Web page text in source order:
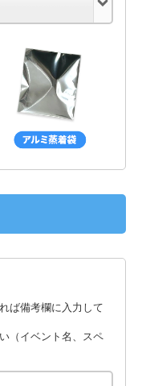
ば備考欄に入力して
（イベント名、スペ